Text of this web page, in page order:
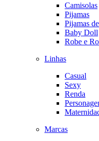
Camisolas
Pijamas
Pijamas
Baby Doll
Robe e
Linhas
Casual
Sexy
Renda
Marcas